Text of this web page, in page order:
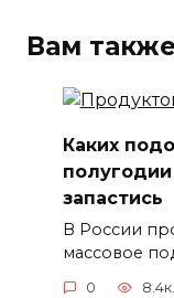
Вам
Каких
запастись
В России
массовое
0 8.4к.